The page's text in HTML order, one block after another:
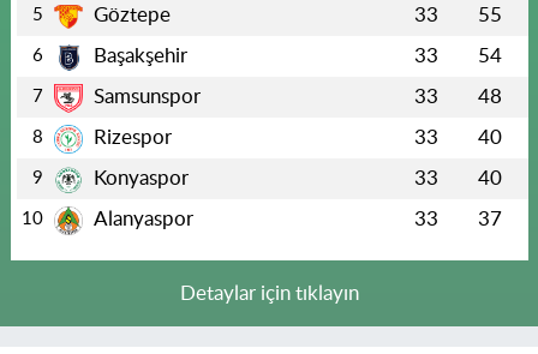
5 Göztepe 33 55
6 Başakşehir 33 54
7 Samsunspor 33 48
8 Rizespor 33 40
9 Konyaspor 33 40
10 Alanyaspor 33 37
Detaylar için tıklayın